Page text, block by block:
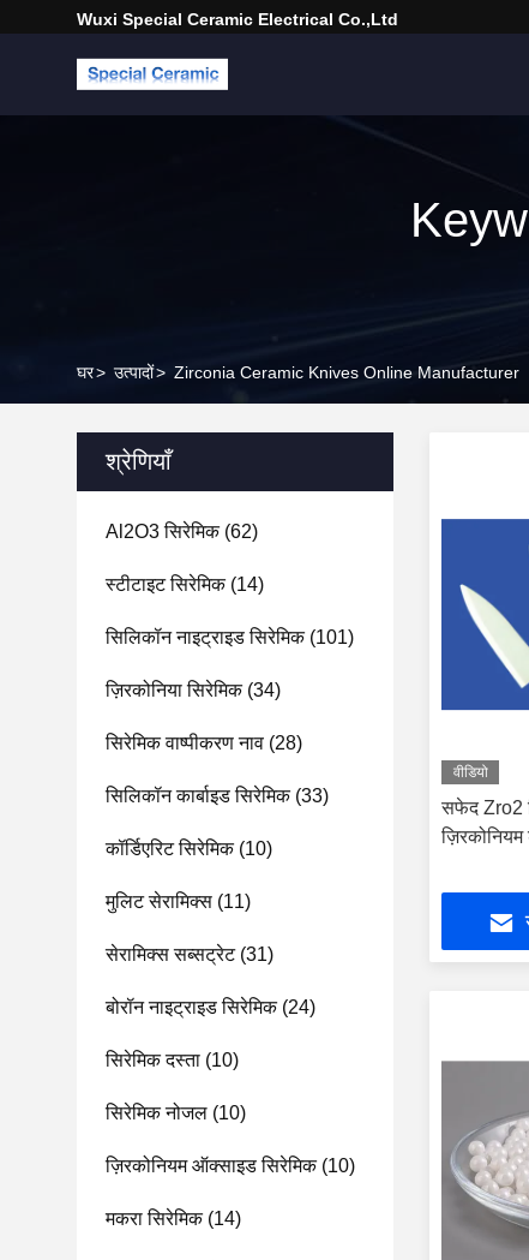
Wuxi Special Ceramic Electrical Co.,Ltd
घर> उत्पादों> Zirconia Ceramic Knives Online Manufacturer
श्रेणियाँ
Al2O3 सिरेमिक(62)
स्टीटाइट सिरेमिक(14)
सिलिकॉन नाइट्राइड सिरेमिक(101)
ज़िरकोनिया सिरेमिक(34)
सिरेमिक वाष्पीकरण नाव (28)
सिलिकॉन कार्बाइड सिरेमिक(33)
कॉर्डिएरिट सिरेमिक(10)
मुलिट सेरामिक्स (11)
सेरामिक्स सब्सट्रेट(31)
बोरॉन नाइट्राइड सिरेमिक(24)
सिरेमिक दस्ता (10)
सिरेमिक नोजल (10)
ज़िरकोनियम ऑक्साइड सिरेमिक(10)
मकरा सिरेमिक(14)
वीडियो
सफेद Zro2